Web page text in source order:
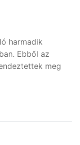
harmadik
Ebből az
meg